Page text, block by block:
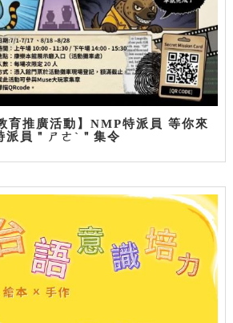
育推廣活動】NMP特派員 等你來
員＂ㄕㄜˋ＂集令